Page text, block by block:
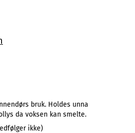
bruk. Holdes unna
da voksen kan smelte.
ikke)